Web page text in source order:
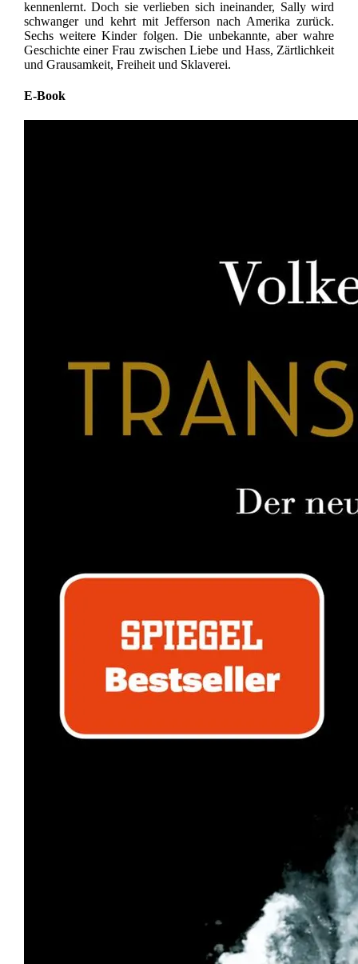
kennenlernt. Doch sie verlieben sich ineinander, Sally wird
schwanger und kehrt mit Jefferson nach Amerika zurück.
Sechs weitere Kinder folgen. Die unbekannte, aber wahre
Geschichte einer Frau zwischen Liebe und Hass, Zärtlichkeit
und Grausamkeit, Freiheit und Sklaverei.
E-Book